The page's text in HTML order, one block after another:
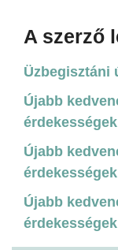
A szerző
Üzbegisztáni
Újabb
Újabb
Újabb